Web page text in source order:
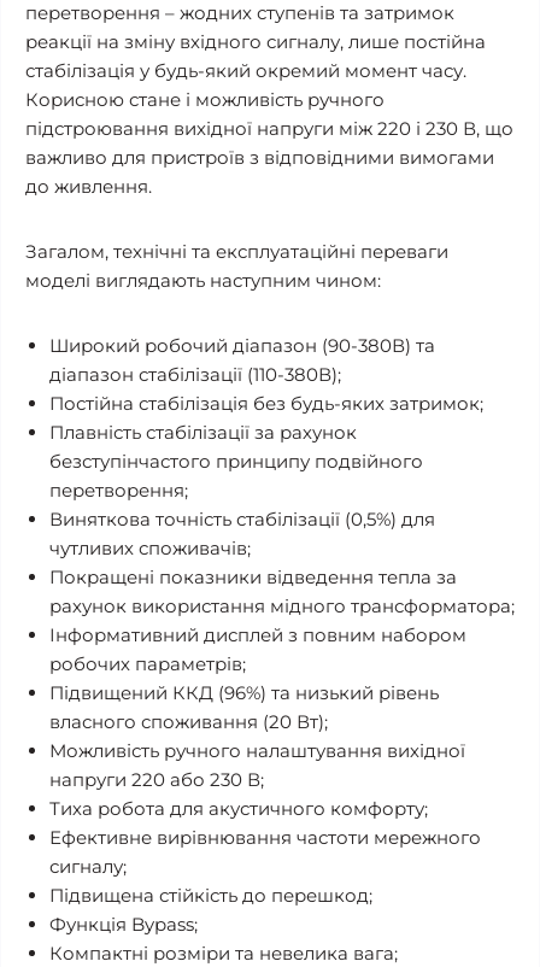
перетворення – жодних ступенів та затримок
реакції на зміну вхідного сигналу, лише постійна
стабілізація у будь-який окремий момент часу.
Корисною стане і можливість ручного
підстроювання вихідної напруги між 220 і 230 В, що
важливо для пристроїв з відповідними вимогами
до живлення.
Загалом, технічні та експлуатаційні переваги
моделі виглядають наступним чином:
Широкий робочий діапазон (90-380В) та
діапазон стабілізації (110-380В);
Постійна стабілізація без будь-яких затримок;
Плавність стабілізації за рахунок
безступінчастого принципу подвійного
перетворення;
Виняткова точність стабілізації (0,5%) для
чутливих споживачів;
Покращені показники відведення тепла за
рахунок використання мідного трансформатора;
Інформативний дисплей з повним набором
робочих параметрів;
Підвищений ККД (96%) та низький рівень
власного споживання (20 Вт);
Можливість ручного налаштування вихідної
напруги 220 або 230 В;
Тиха робота для акустичного комфорту;
Ефективне вирівнювання частоти мережного
сигналу;
Підвищена стійкість до перешкод;
Функція Bypass;
Компактні розміри та невелика вага;